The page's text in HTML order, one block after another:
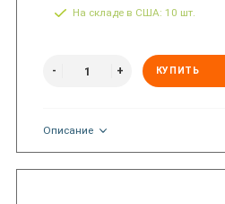
На складе в США: 10 шт.
КУПИТЬ
Описание